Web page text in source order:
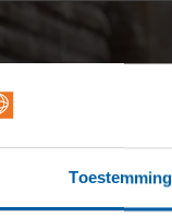
Toestemming